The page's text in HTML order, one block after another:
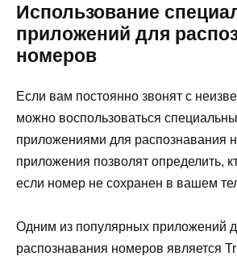
Использование
приложений для
номеров
Если вам постоянно звонят с
можно воспользоваться
приложениями для распознавания
приложения позволят определить,
если номер не сохранен в вашем
Одним из популярных приложений
распознавания номеров является